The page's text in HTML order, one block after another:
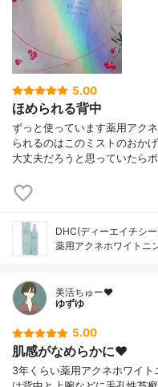
5.00
ほめられる背中
ずっと使っています薬用アク
られるのはこのミストのおか
大丈夫だろうと思っていたら
DHC(ディーエイチシ
薬用アクネホワイトニ
美活ちゅー❤️
ゆずゆ
5.00
肌感がなめらかに❤️
3年くらい薬用アクネホワイ